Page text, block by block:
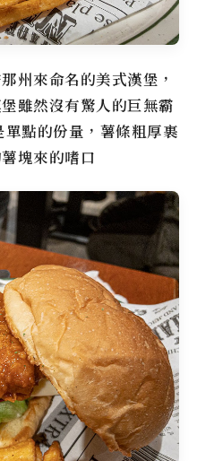
州來命名的美式漢堡，
雖然沒有驚人的巨無霸
點的份量，薯條粗厚裹
塊來的嗜口